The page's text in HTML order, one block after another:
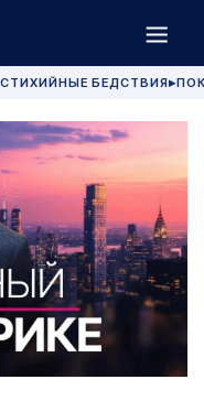
СТИХИЙНЫЕ БЕДСТВИЯ▶